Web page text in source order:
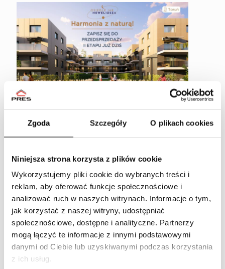
Zgoda Szczegóły O plikach cookies
Niniejsza strona korzysta z plików cookie
Wykorzystujemy pliki cookie do wybranych treści i
reklam, aby oferować funkcje społecznościowe i
analizować ruch w naszych witrynach. Informacje o tym,
jak korzystać z naszej witryny, udostępniać
społecznościowe, dostępne i analityczne. Partnerzy
mogą łączyć te informacje z innymi podstawowymi
danymi od Ciebie lub uzyskiwanymi podczas korzystania
z ich usług.
etapu Osiedla Jar Heweliusza!
w Toruniu przy ul. Heweliusza! Włożyliśmy serce i
starania, aby każdy element zieleni na naszym
osiedlu był dokładnie przemyślany i zaplanowany.
Spacerując po terenie, napotkacie kosodrzewinę i
sosnę
2 maja 2024